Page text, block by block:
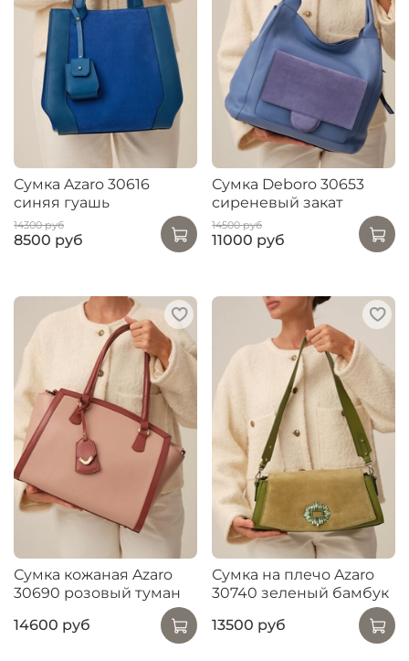
Сумка Azaro 30616
синяя гуашь
14300 руб
8500 руб
Сумка Deboro 30653
сиреневый закат
14500 руб
11000 руб
Сумка кожаная Azaro
30690 розовый туман
14600 руб
Сумка на плечо Azaro
30740 зеленый бамбук
13500 руб